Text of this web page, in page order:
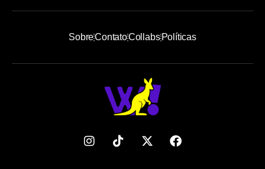
SobreContatoCollabsPolíticas